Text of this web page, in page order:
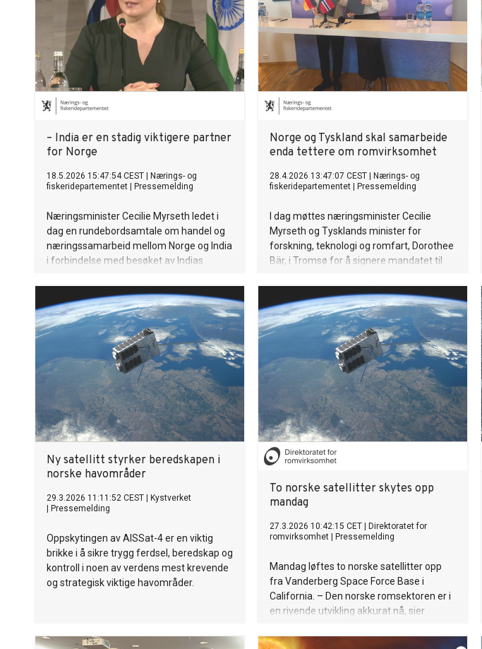
– India er en stadig viktigere partner
for Norge
18.5.2026 15:47:54 CEST
Nærings- og
fiskeridepartementet
Pressemelding
Næringsminister Cecilie Myrseth ledet i
dag en rundebordsamtale om handel og
næringssamarbeid mellom Norge og India
i forbindelse med besøket av Indias
Norge og Tyskland skal samarbeide
enda tettere om romvirksomhet
28.4.2026 13:47:07 CEST
Nærings- og
fiskeridepartementet
Pressemelding
I dag møttes næringsminister Cecilie
Myrseth og Tysklands minister for
forskning, teknologi og romfart, Dorothee
Bär, i Tromsø for å signere mandatet til
Oppskytning, overvåking og sikker
kommunikasjon blir prioriterte områder.
Ny satellitt styrker beredskapen i
norske havområder
29.3.2026 11:11:52 CEST
Kystverket
Pressemelding
Oppskytingen av AISSat-4 er en viktig
brikke i å sikre trygg ferdsel, beredskap og
kontroll i noen av verdens mest krevende
og strategisk viktige havområder.
To norske satellitter skytes opp
mandag
27.3.2026 10:42:15 CET
Direktoratet for
romvirksomhet
Pressemelding
Mandag løftes to norske satellitter opp
fra Vanderberg Space Force Base i
California. – Den norske romsektoren er i
en rivende utvikling akkurat nå, sier
administrerende direktør ved Direktoratet